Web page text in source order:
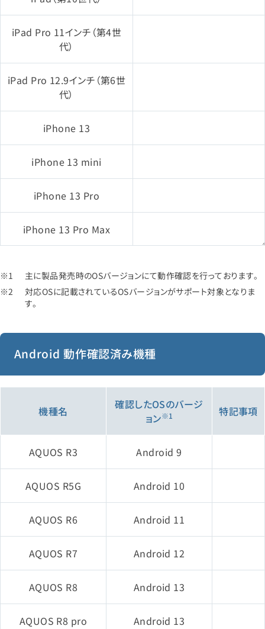
iPad Pro 11インチ（第4世
代）
iPad Pro 12.9インチ（第6世
代）
iPhone 13
iPhone 13 mini
iPhone 13 Pro
iPhone 13 Pro Max
iPad（第9世代）
iPad mini（第6世代）
iPad Air（第5世代）
iPhone 12 mini
iPhone 12 Pro
iPhone 12 Pro Max
iPad（第8世代）
iPad Air（第4世代）
iPad Pro 12.9インチ（第5世
代）
主に製品発売時のOSバージョンにて動作確認を行っております。
対応OSに記載されているOSバージョンがサポート対象となりま
す。
Android 動作確認済み機種
機種名
確認したOSのバージ
ョン※1 特記事項
AQUOS R3 Android 9
AQUOS R5G Android 10
AQUOS R6 Android 11
AQUOS R7 Android 12
AQUOS R8 Android 13
AQUOS R8 pro Android 13